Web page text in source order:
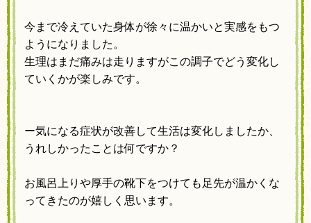
今まで冷えていた身体が徐々に温かいと実感をもつ
ようになりました。
生理はまだ痛みは走りますがこの調子でどう変化し
ていくかが楽しみです。
ー気になる症状が改善して生活は変化しましたか、
うれしかったことは何ですか？
お風呂上りや厚手の靴下をつけても足先が温かくな
ってきたのが嬉しく思います。